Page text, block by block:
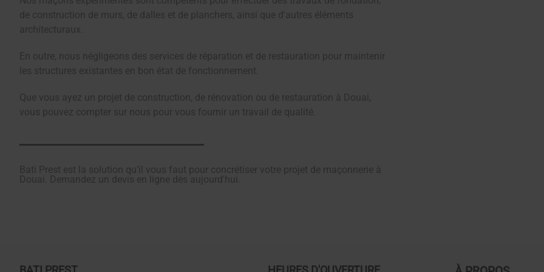
de construction de murs, de dalles et de planchers, ainsi que d'autres éléments
architecturaux.
En outre, nous négligeons des services de réparation et de restauration pour maintenir
les structures existantes en bon état de fonctionnement.
Que vous ayez un projet de construction, de rénovation ou de restauration à Douai,
vous pouvez compter sur nous pour vous fournir un travail de qualité.
Bati Prest est la solution qu’il vous faut pour concrétiser votre projet de maçonnerie à
Douai. Demandez un devis en ligne dès aujourd'hui.